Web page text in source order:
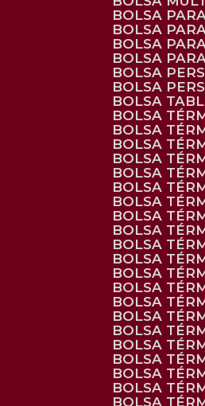
BOLSA
BOLSA
BOLSA
BOLSA
BOLSA
BOLSA
BOLSA
BOLSA
BOLSA
BOLSA
BOLSA
BOLSA
BOLSA
BOLSA
BOLSA
BOLSA
BOLSA
BOLSA
BOLSA
BOLSA
BOLSA
BOLSA
BOLSA
BOLSA
BOLSA
BOLSA
BOLSA
BOLSA